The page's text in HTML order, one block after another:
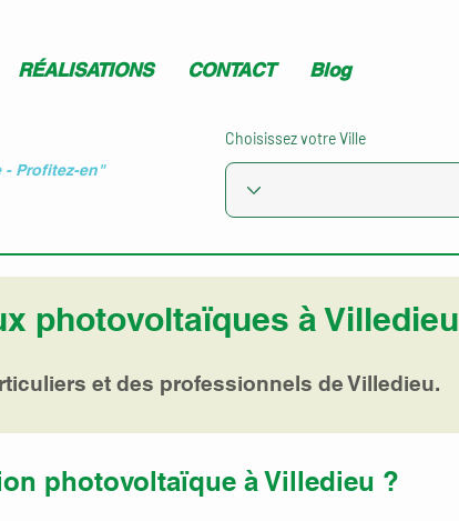
RÉALISATIONS CONTACT Blog
- Profitez-en"
Choisissez votre Ville
photovoltaïques à Villedieu
et des professionnels de Villedieu.
photovoltaïque à Villedieu ?